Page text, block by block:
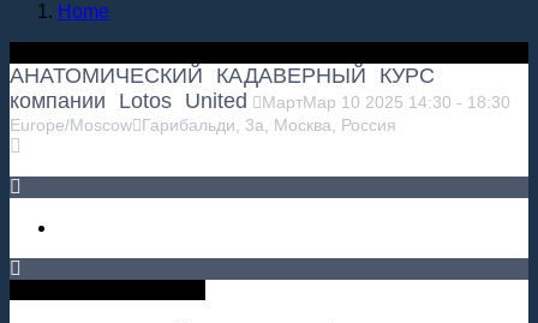
Home
АНАТОМИЧЕСКИЙ КАДАВЕРНЫЙ КУРС
компании Lotos United
МартМар 10 2025 14:30 - 18:30
Europe/Moscow Гарибальди, 3а, Москва, Россия